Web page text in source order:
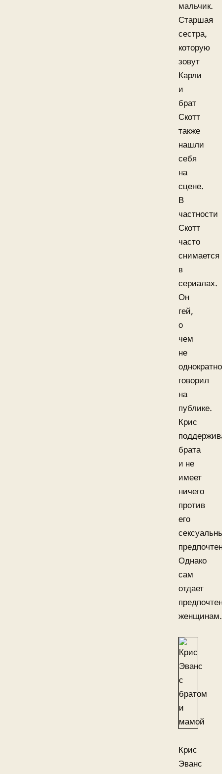
мальчик.
Старшая
сестра,
которую
зовут
Карли
и
брат
Скотт
также
нашли
себя
на
сцене.
В
частности
Скотт
часто
снимается
в
сериалах.
Он
гей,
о
чем
не
однократно
говорил
на
публике.
Крис
брата
и не
имеет
ничего
против
его
Однако
сам
отдает
женщинам.
Крис
Эванс